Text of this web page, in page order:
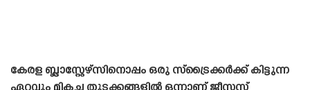
കേരള ബ്ലാസ്റ്റേഴ്‌സിനൊപ്പം ഒരു സ്‌ട്രൈക്കർക്ക് കിട്ടുന്ന